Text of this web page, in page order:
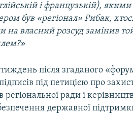
і французькій), якими
був «регіонал» Рибак,
на власний розсуд замінив
після згаданого
під петицією про
ради і
державної